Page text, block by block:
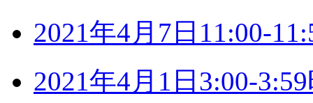
2021年4月7日11:00-
2021年4月1日3:00-